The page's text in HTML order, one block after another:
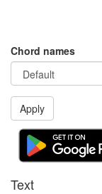
Chord names
Apply
Text